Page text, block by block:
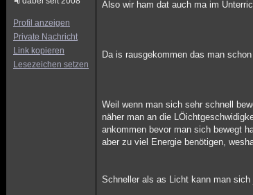
Profil anzeigen
Private Nachricht
Link kopieren
Lesezeichen setzen
Also wir ham dat auch ma im
Da is rausgekommen das man
Weil wenn man sich sehr schnell
näher man an die
ankommen bevor man sich bewegt
aber zu viel Energie benötigen,
Schneller als as Licht kann man